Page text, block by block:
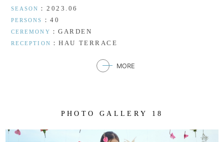
SEASON ：2023.06
PERSONS ：40
CEREMONY ：GARDEN
RECEPTION ：HAU TERRACE
MORE
P HO TO G A L LE R Y 18